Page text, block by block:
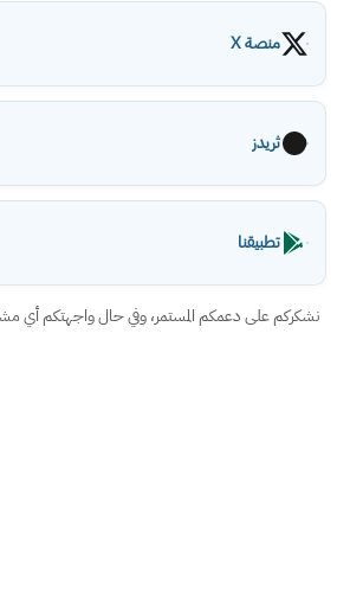
منصة X
ثريدز
تطبيقنا
نشكركم على دعمكم المستمر، وفي حال واجهتكم أي